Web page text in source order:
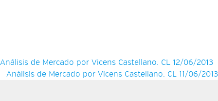
Análisis de Mercado por Vicens Castellano. CL 12/06/2013
Análisis de Mercado por Vicens Castellano. CL 11/06/2013